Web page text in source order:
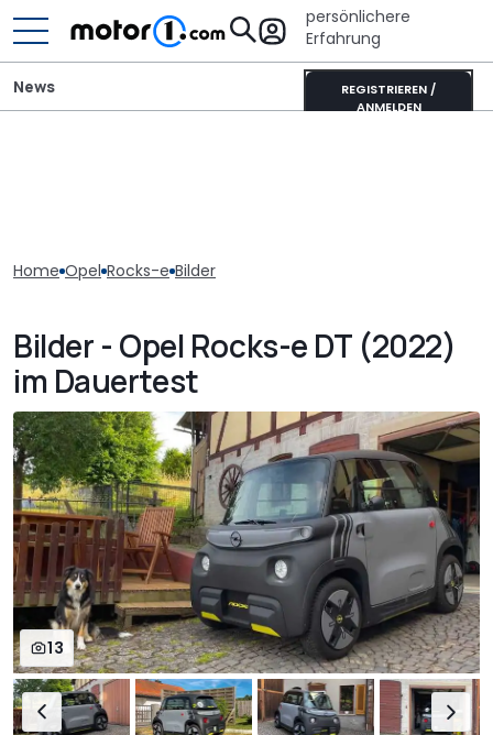
persönlichere
Erfahrung
REGISTRIEREN /
ANMELDEN
News
Home Opel Rocks-e Bilder
Bilder - Opel Rocks-e DT (2022)
im Dauertest
13